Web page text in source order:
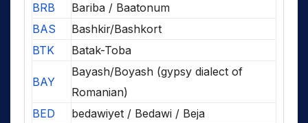
BRB
Bariba / Baatonum
BAS
Bashkir/Bashkort
BTK
Batak-Toba
BAY
Bayash/Boyash (gypsy dialect of
Romanian)
BED
bedawiyet / Bedawi / Beja